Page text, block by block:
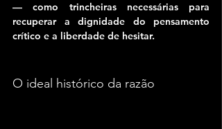
— como trincheiras necessárias para
recuperar a dignidade do pensamento
crítico e a liberdade de hesitar.
O ideal histórico da razão